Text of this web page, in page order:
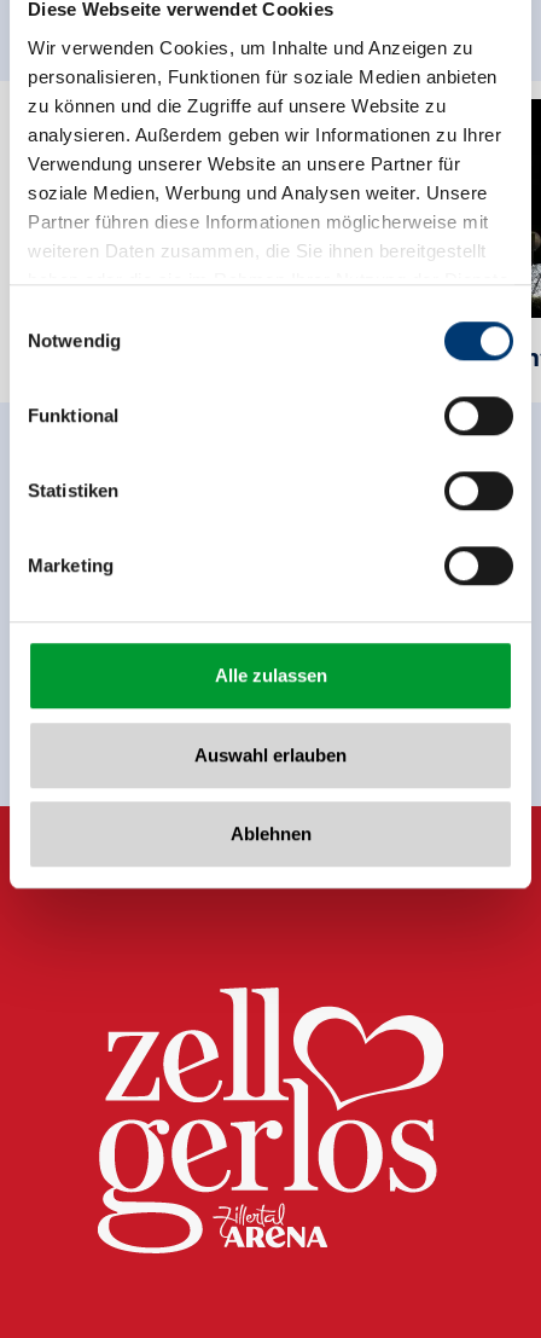
Diese Webseite verwendet Cookies
Wir verwenden Cookies, um Inhalte und Anzeigen zu
personalisieren, Funktionen für soziale Medien anbieten
zu können und die Zugriffe auf unsere Website zu
analysieren. Außerdem geben wir Informationen zu Ihrer
Verwendung unserer Website an unsere Partner für
soziale Medien, Werbung und Analysen weiter. Unsere
Partner führen diese Informationen möglicherweise mit
weiteren Daten zusammen, die Sie ihnen bereitgestellt
haben oder die sie im Rahmen Ihrer Nutzung der Dienste
Rohr 23// A-6280 Zell am Ziller
www.zillertalarena.com
Notwendig
Funktional
Statistiken
Marketing
Alle zulassen
Auswahl erlauben
Ablehnen
Zauber des Lichts
anmelden!
Anmelden